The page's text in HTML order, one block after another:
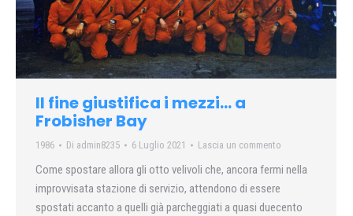
Il fine giustifica i mezzi… a
Frobisher Bay
1986 Di admin8235 6 Luglio 2021 Lascia un commento
Come spostare allora gli otto velivoli che, ancora fermi nella
improvvisata stazione di servizio, attendono di essere
spostati accanto a quelli già parcheggiati a quasi duecento